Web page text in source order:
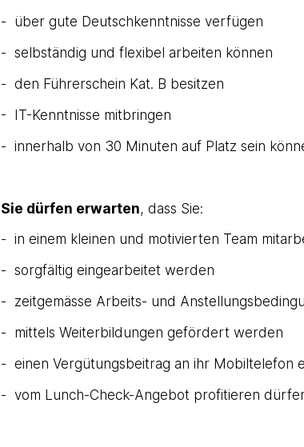
- über gute Deutschkenntnisse verfügen
- selbständig und flexibel arbeiten können
- den Führerschein Kat. B besitzen
- IT-Kenntnisse mitbringen
- innerhalb von 30 Minuten auf Platz sein
Sie dürfen erwarten, dass Sie:
- in einem kleinen und motivierten Team
- sorgfältig eingearbeitet werden
- zeitgemässe Arbeits- und
- mittels Weiterbildungen gefördert werden
- einen Vergütungsbeitrag an ihr Mobiltelefon
- vom Lunch-Check-Angebot profitieren